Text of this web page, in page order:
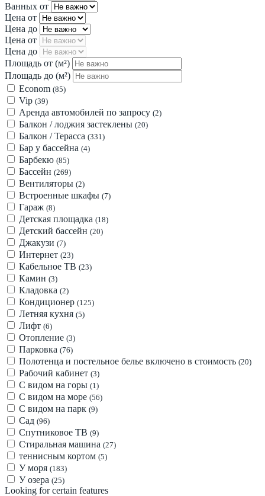
Ванных от
Цена от
Цена до
Цена от
Цена до
Площадь от (м²)
Площадь до (м²)
Econom (85)
Vip (39)
Аренда автомобилей по запросу (2)
Балкон / лоджия застеклены (20)
Балкон / Терасса (331)
Бар у бассейна (4)
Барбекю (85)
Бассейн (269)
Вентиляторы (2)
Встроенные шкафы (7)
Гараж (8)
Детская площадка (18)
Детский бассейн (20)
Джакузи (7)
Интернет (23)
Кабельное ТВ (23)
Камин (3)
Кладовка (2)
Кондиционер (125)
Летняя кухня (5)
Лифт (6)
Отопление (3)
Парковка (76)
Полотенца и постельное белье включено в стоимость (20)
Рабочий кабинет (3)
С видом на горы (1)
С видом на море (56)
С видом на парк (9)
Сад (96)
Спутниковое ТВ (9)
Стиральная машина (27)
теннисным кортом (5)
У моря (183)
У озера (25)
Looking for certain features